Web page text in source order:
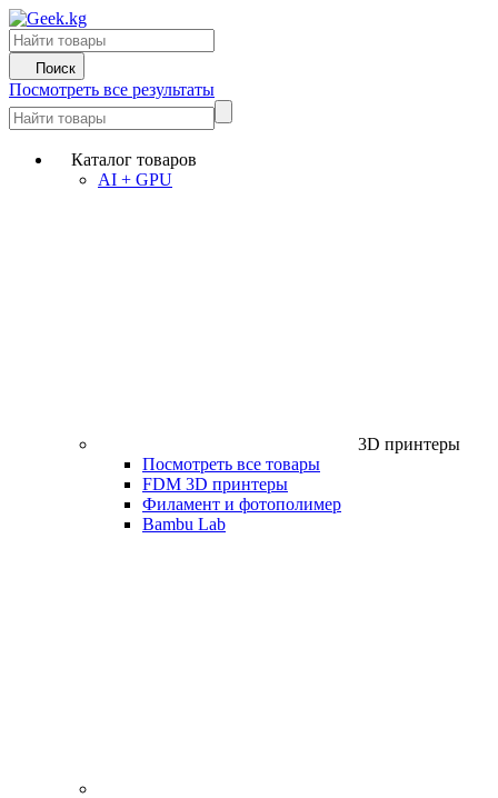
Поиск
Посмотреть все результаты
Каталог товаров
AI + GPU
3D принтеры
Посмотреть все товары
FDM 3D принтеры
Филамент и фотополимер
Bambu Lab